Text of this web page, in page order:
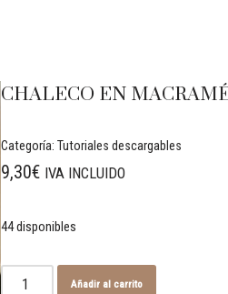
CHALECO EN
Categoría: Tutoriales descargables
9,30€ IVA INCLUIDO
44 disponibles
Añadir al carrito